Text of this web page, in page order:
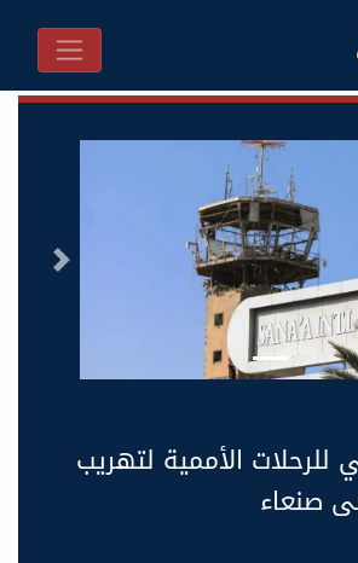
التالى
للرحلات الأممية لتهريب
صنعاء